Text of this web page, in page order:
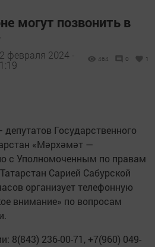
могут позвонить в
февраля 2024 -
464 0 1
Государственного
«Мәрхәмәт —
с Уполномоченным по правам
Сарией Сабурской
организует телефонную
внимание» по вопросам
8(843) 236-00-71, +7(960) 049-